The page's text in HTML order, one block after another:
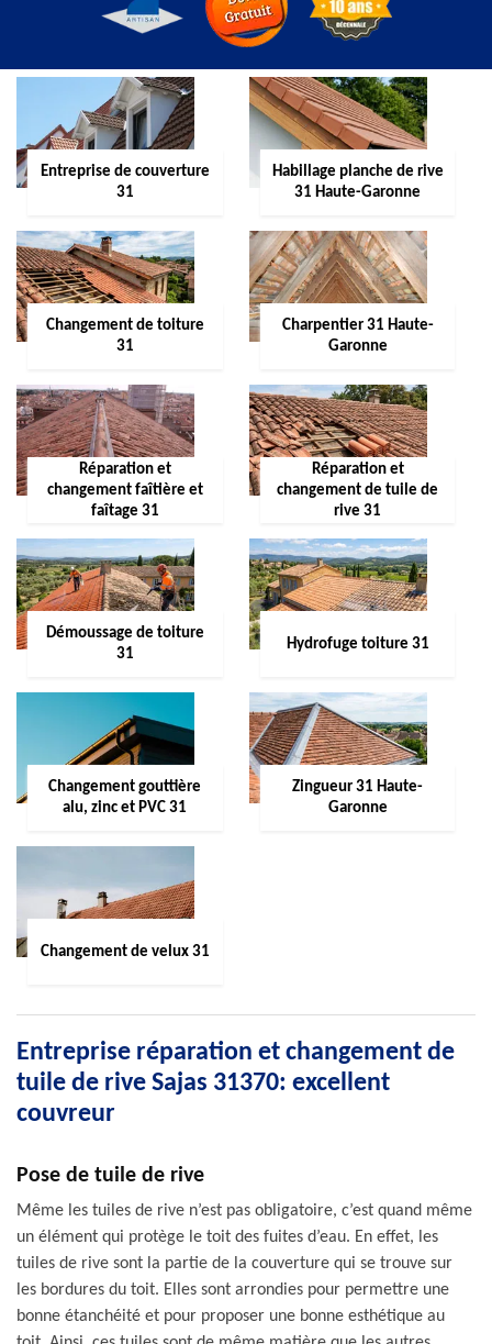
Entreprise de couverture
31
Habillage planche de rive
31 Haute-Garonne
Changement de toiture
31
Charpentier 31 Haute-
Garonne
Réparation et
changement faîtière et
faîtage 31
Réparation et
changement de tuile de
rive 31
Démoussage de toiture
31
Hydrofuge toiture 31
Changement gouttière
alu, zinc et PVC 31
Zingueur 31 Haute-
Garonne
Changement de velux 31
Entreprise réparation et changement de
tuile de rive Sajas 31370: excellent
couvreur
Pose de tuile de rive
Même les tuiles de rive n’est pas obligatoire, c’est quand même
un élément qui protège le toit des fuites d’eau. En effet, les
tuiles de rive sont la partie de la couverture qui se trouve sur
les bordures du toit. Elles sont arrondies pour permettre une
bonne étanchéité et pour proposer une bonne esthétique au